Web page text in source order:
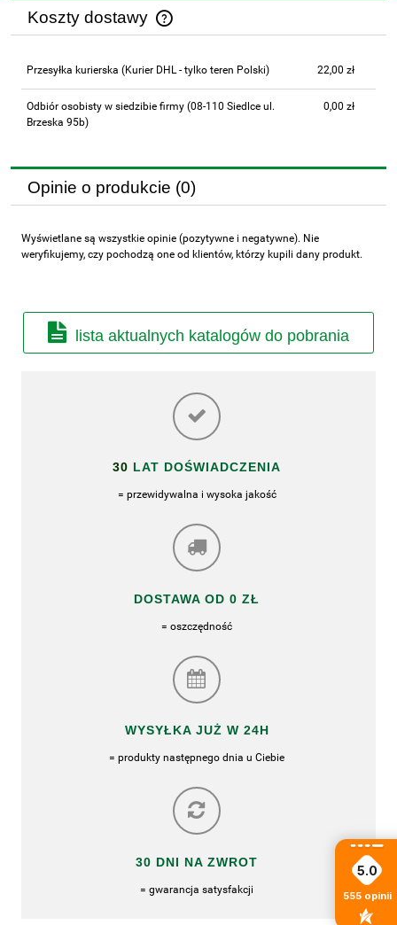
Koszty dostawy
Cena nie zawiera ewentualnych kosztów płatności
Przesyłka kurierska (Kurier DHL - tylko teren Polski) 22,00 zł
Odbiór osobisty w siedzibie firmy (08-110 Siedlce ul.
Brzeska 95b)
0,00 zł
Opinie o produkcie (0)
Wyświetlane są wszystkie opinie (pozytywne i negatywne). Nie
weryfikujemy, czy pochodzą one od klientów, którzy kupili dany produkt.
lista aktualnych katalogów do pobrania
30 LAT DOŚWIADCZENIA
= przewidywalna i wysoka jakość
DOSTAWA OD 0 ZŁ
= oszczędność
WYSYŁKA JUŻ W 24H
= produkty następnego dnia u Ciebie
30 DNI NA ZWROT
= gwarancja satysfakcji
5.0
555 opinii